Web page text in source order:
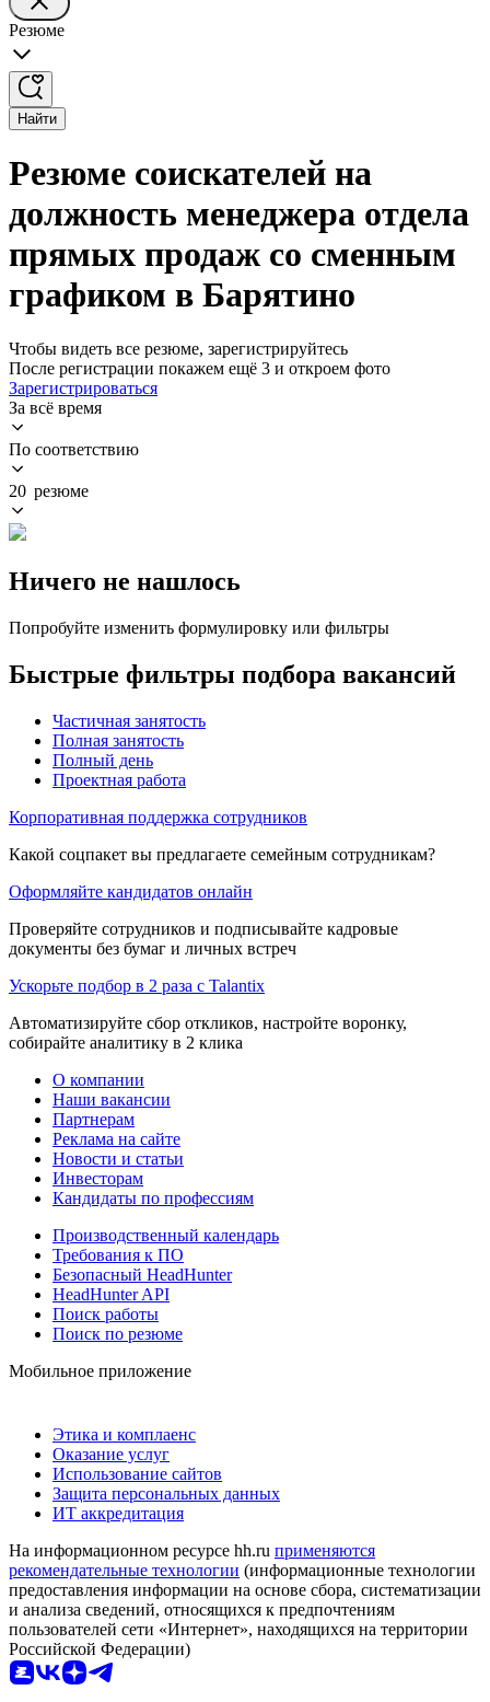
Резюме
Найти
Резюме соискателей на
должность менеджера отдела
прямых продаж со сменным
графиком в Барятино
Чтобы видеть все резюме, зарегистрируйтесь
После регистрации покажем ещё 3 и откроем фото
Зарегистрироваться
За всё время
По соответствию
20 резюме
Ничего не нашлось
Попробуйте изменить формулировку или фильтры
Быстрые фильтры подбора вакансий
Частичная занятость
Полная занятость
Полный день
Проектная работа
Корпоративная поддержка сотрудников
Какой соцпакет вы предлагаете семейным сотрудникам?
Оформляйте кандидатов онлайн
Проверяйте сотрудников и подписывайте кадровые
документы без бумаг и личных встреч
Ускорьте подбор в 2 раза с Talantix
Автоматизируйте сбор откликов, настройте воронку,
собирайте аналитику в 2 клика
О компании
Наши вакансии
Партнерам
Реклама на сайте
Новости и статьи
Инвесторам
Кандидаты по профессиям
Производственный календарь
Требования к ПО
Безопасный HeadHunter
HeadHunter API
Поиск работы
Поиск по резюме
Мобильное приложение
Этика и комплаенс
Оказание услуг
Использование сайтов
Защита персональных данных
ИТ аккредитация
На информационном ресурсе hh.ru применяются
рекомендательные технологии (информационные технологии
предоставления информации на основе сбора, систематизации
и анализа сведений, относящихся к предпочтениям
пользователей сети «Интернет», находящихся на территории
Российской Федерации)